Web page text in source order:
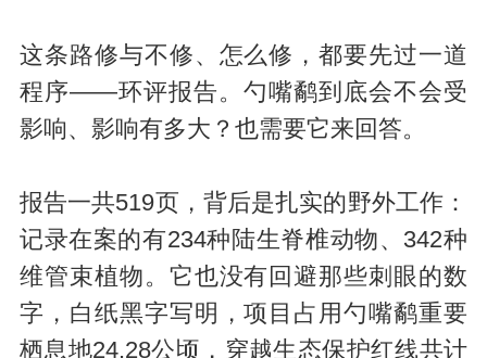
这条路修与不修、怎么修，都要先过一道
程序——环评报告。勺嘴鹬到底会不会受
影响、影响有多大？也需要它来回答。
报告一共519页，背后是扎实的野外工作：
记录在案的有234种陆生脊椎动物、342种
维管束植物。它也没有回避那些刺眼的数
字，白纸黑字写明，项目占用勺嘴鹬重要
栖息地24.28公顷，穿越生态保护红线共计